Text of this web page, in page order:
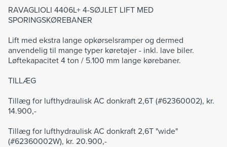
RAVAGLIOLI 4406L+ 4-SØJLET LIFT MED
SPORINGSKØREBANER
Lift med ekstra lange opkørselsramper og dermed
anvendelig til mange typer køretøjer - inkl. lave biler.
Løftekapacitet 4 ton / 5.100 mm lange kørebaner.
TILLÆG
Tillæg for lufthydraulisk AC donkraft 2,6T (#62360002), kr.
14.900,-
Tillæg for lufthydraulisk AC donkraft 2,6T "wide"
(#62360002W), kr. 20.900,-